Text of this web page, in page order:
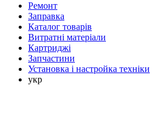
Ремонт
Заправка
Каталог товарів
Витратні матеріали
Картриджі
Запчастини
Установка і настройка техніки
укр